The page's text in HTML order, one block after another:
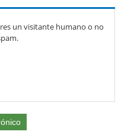
un visitante humano o no